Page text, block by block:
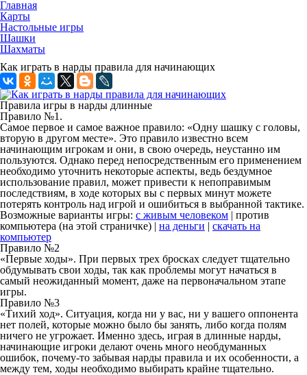
Главная
Карты
Настольные игры
Шашки
Шахматы
Как играть в нарды правила для начинающих
Правила игры в нарды длинные
Правило №1.
Самое первое и самое важное правило: «Одну шашку с головы,
вторую в другом месте». Это правило известно всем
начинающим игрокам и они, в свою очередь, неустанно им
пользуются. Однако перед непосредственным его применением
необходимо уточнить некоторые аспекты, ведь бездумное
использование правил, может привести к непоправимым
последствиям, в ходе которых вы с первых минут можете
потерять контроль над игрой и ошибиться в выбранной тактике.
Возможные варианты игры: с живым человеком | против
компьютера (на этой страничке) | на деньги | скачать на
компьютер
Правило №2
«Первые ходы». При первых трех бросках следует тщательно
обдумывать свои ходы, так как проблемы могут начаться в
самый неожиданный момент, даже на первоначальном этапе
игры.
Правило №3
«Тихий ход». Ситуация, когда ни у вас, ни у вашего оппонента
нет полей, которые можно было бы занять, либо когда полям
ничего не угрожает. Именно здесь, играя в длинные нарды,
начинающие игроки делают очень много необдуманных
ошибок, почему-то забывая нарды правила и их особенности, а
между тем, ходы необходимо выбирать крайне тщательно.